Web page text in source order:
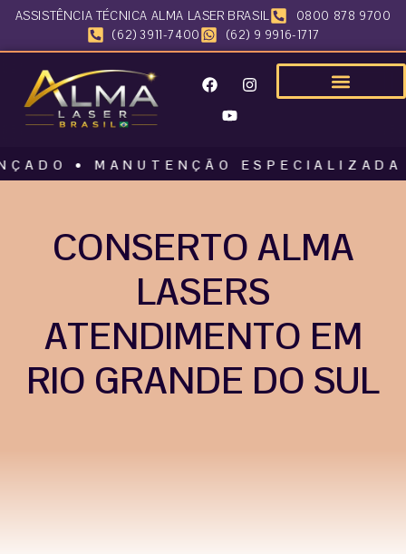
ASSISTÊNCIA TÉCNICA ALMA LASER BRASIL
0800 878 9700
(62) 3911-7400
(62) 9 9916-1717
• MANUTENÇÃO ESPECIALIZADA
CONSERTO ALMA
LASERS
ATENDIMENTO EM
RIO GRANDE DO SUL